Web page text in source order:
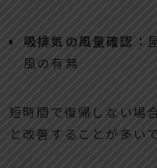
吸排気の風量確認 ：
風の有無
短時間で復帰しない場合
と改善することが多いで